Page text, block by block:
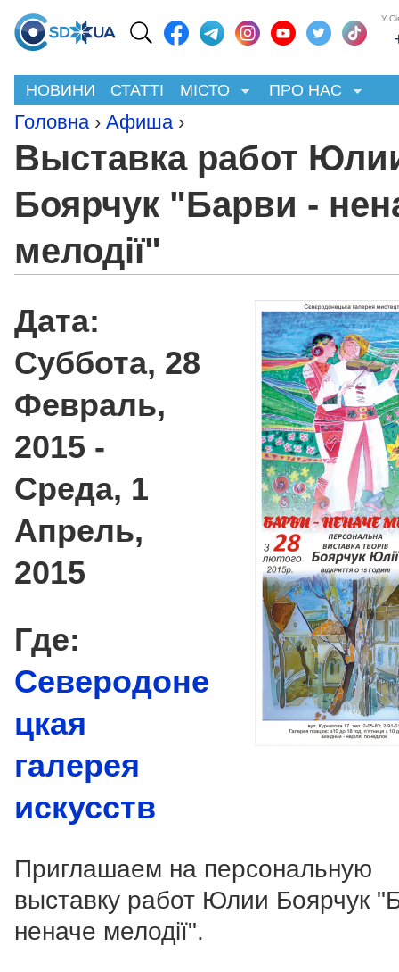
У
НОВИНИ СТАТТІ МІСТО ПРО НАС
Головна › Афиша ›
Выставка работ
Боярчук "Барви -
мелодії"
Дата:
Суббота, 28
Февраль,
2015 -
Среда, 1
Апрель,
2015
Где:
Северодоне
цкая
галерея
искусств
Приглашаем на персональную
выставку работ Юлии Боярчук
неначе мелодії".